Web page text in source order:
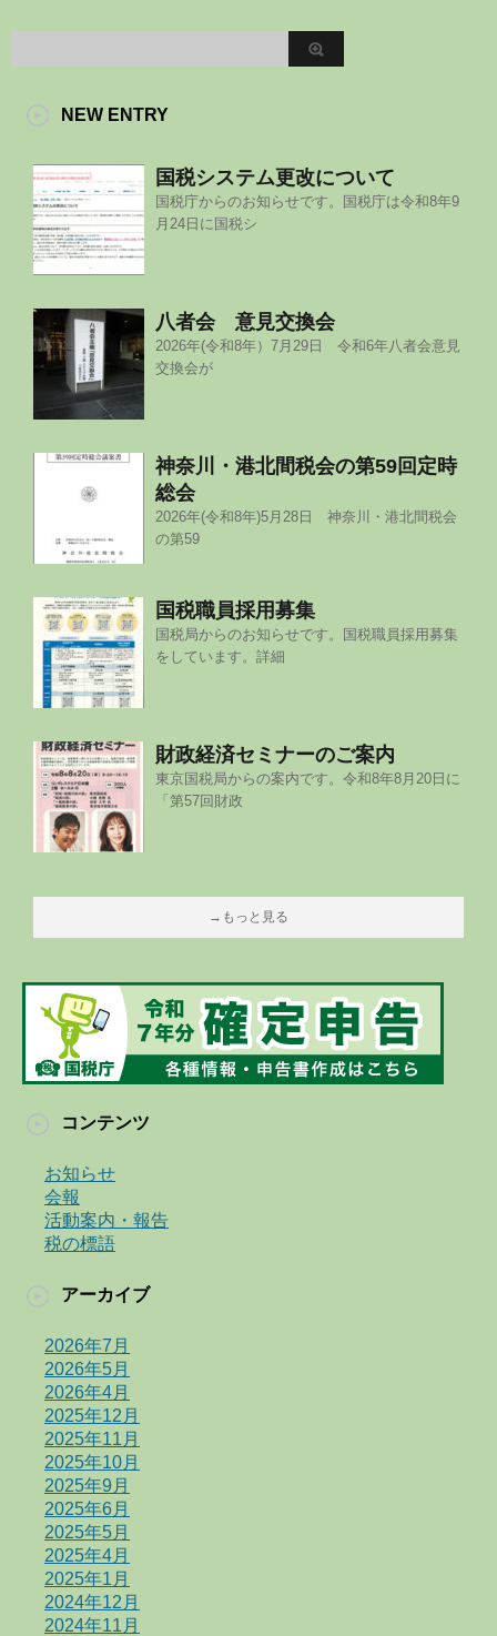
NEW ENTRY
国税システム更改について
国税庁からのお知らせです。国税庁は令和8年9
月24日に国税シ
八者会 意見交換会
2026年(令和8年）7月29日 令和6年八者会意見
交換会が
神奈川・港北間税会の第59回定時
総会
2026年(令和8年)5月28日 神奈川・港北間税会
の第59
国税職員採用募集
国税局からのお知らせです。国税職員採用募集
をしています。詳細
財政経済セミナーのご案内
東京国税局からの案内です。令和8年8月20日に
「第57回財政
→もっと見る
コンテンツ
お知らせ
会報
活動案内・報告
税の標語
アーカイブ
2026年7月
2026年5月
2026年4月
2025年12月
2025年11月
2025年10月
2025年9月
2025年6月
2025年5月
2025年4月
2025年1月
2024年12月
2024年11月